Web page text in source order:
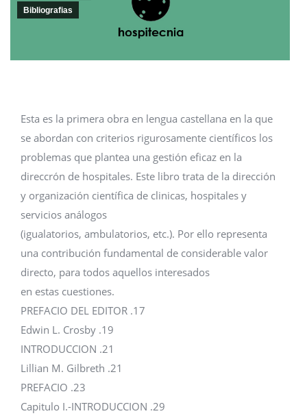
Bibliografias
Esta es la primera obra en lengua castellana en la que
se abordan con criterios rigurosamente científicos los
problemas que plantea una gestión eficaz en la
direccrón de hospitales. Este libro trata de la dirección
y organización científica de clinicas, hospitales y
servicios análogos
(igualatorios, ambulatorios, etc.). Por ello representa
una contribución fundamental de considerable valor
directo, para todos aquellos interesados
en estas cuestiones.
PREFACIO DEL EDITOR .17
Edwin L. Crosby .19
INTRODUCCION .21
Lillian M. Gilbreth .21
PREFACIO .23
Capitulo I.-INTRODUCCION .29